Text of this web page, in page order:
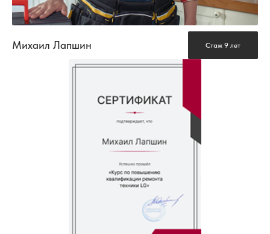
Михаил Лапшин Стаж 9 лет